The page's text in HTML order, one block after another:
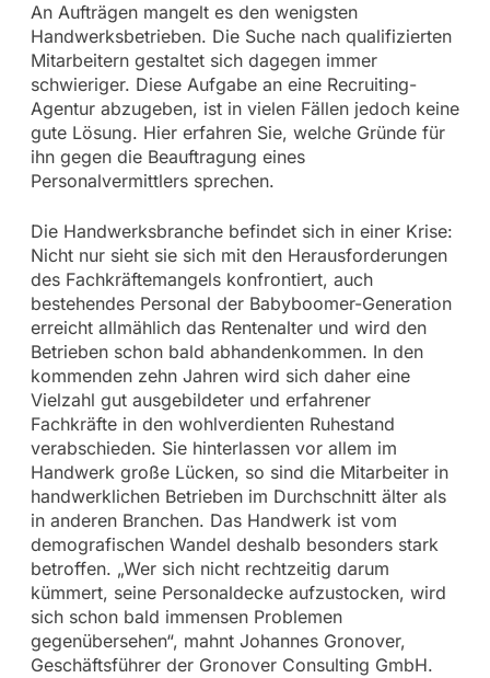
An Aufträgen mangelt es den wenigsten
Handwerksbetrieben. Die Suche nach qualifizierten
Mitarbeitern gestaltet sich dagegen immer
schwieriger. Diese Aufgabe an eine Recruiting-
Agentur abzugeben, ist in vielen Fällen jedoch keine
gute Lösung. Hier erfahren Sie, welche Gründe für
ihn gegen die Beauftragung eines
Personalvermittlers sprechen.
Die Handwerksbranche befindet sich in einer Krise:
Nicht nur sieht sie sich mit den Herausforderungen
des Fachkräftemangels konfrontiert, auch
bestehendes Personal der Babyboomer-Generation
erreicht allmählich das Rentenalter und wird den
Betrieben schon bald abhandenkommen. In den
kommenden zehn Jahren wird sich daher eine
Vielzahl gut ausgebildeter und erfahrener
Fachkräfte in den wohlverdienten Ruhestand
verabschieden. Sie hinterlassen vor allem im
Handwerk große Lücken, so sind die Mitarbeiter in
handwerklichen Betrieben im Durchschnitt älter als
in anderen Branchen. Das Handwerk ist vom
demografischen Wandel deshalb besonders stark
betroffen. „Wer sich nicht rechtzeitig darum
kümmert, seine Personaldecke aufzustocken, wird
sich schon bald immensen Problemen
gegenübersehen“, mahnt Johannes Gronover,
Geschäftsführer der Gronover Consulting GmbH.